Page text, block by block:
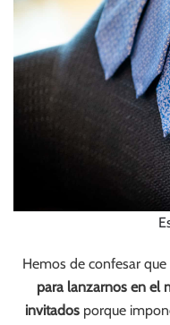
Hemos de confesar que
para lanzarnos en el
invitados porque